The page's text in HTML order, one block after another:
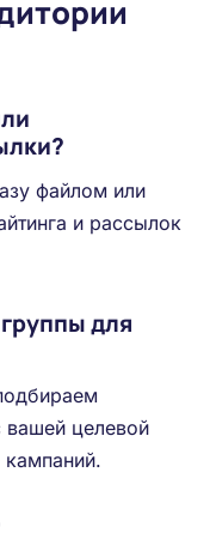
файлом или
и рассылок
для
вашей целевой